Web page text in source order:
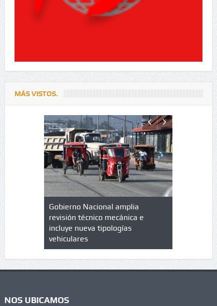
MÁS VISTOS.
en
Gobierno Nacional amplia
revisión técnico mecánica e
incluye nueva tipologías
vehiculares
Qué es
cuáles
NOS UBICAMOS